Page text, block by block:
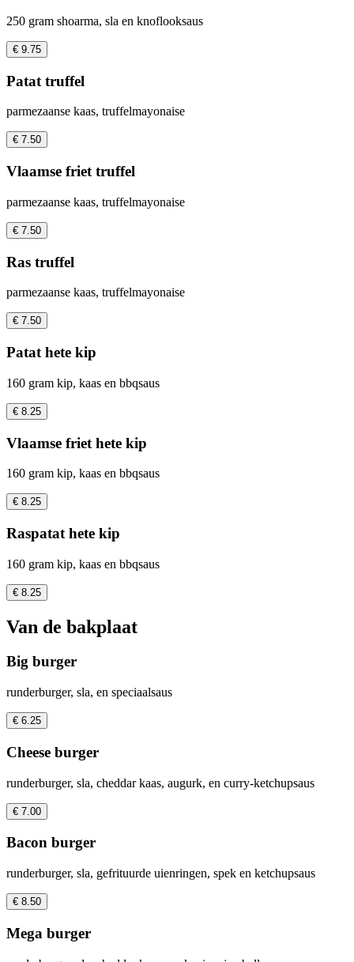
250 gram shoarma, sla en knoflooksaus
€ 9.75
Patat truffel
parmezaanse kaas, truffelmayonaise
€ 7.50
Vlaamse friet truffel
parmezaanse kaas, truffelmayonaise
€ 7.50
Ras truffel
parmezaanse kaas, truffelmayonaise
€ 7.50
Patat hete kip
160 gram kip, kaas en bbqsaus
€ 8.25
Vlaamse friet hete kip
160 gram kip, kaas en bbqsaus
€ 8.25
Raspatat hete kip
160 gram kip, kaas en bbqsaus
€ 8.25
Van de bakplaat
Big burger
runderburger, sla, en speciaalsaus
€ 6.25
Cheese burger
runderburger, sla, cheddar kaas, augurk, en curry-ketchupsaus
€ 7.00
Bacon burger
runderburger, sla, gefrituurde uienringen, spek en ketchupsaus
€ 8.50
Mega burger